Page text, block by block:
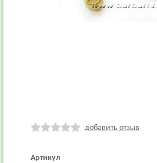
добавить отзыв
Артикул